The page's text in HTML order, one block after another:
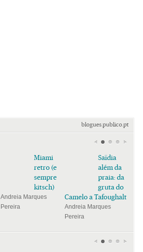
blogues.publico.pt
Miami
retro (e
sempre
kitsch)
Andreia Marques
Pereira
Saïdia
além da
praia: da
gruta do
Camelo a Tafoughalt
Andreia Marques
Pereira